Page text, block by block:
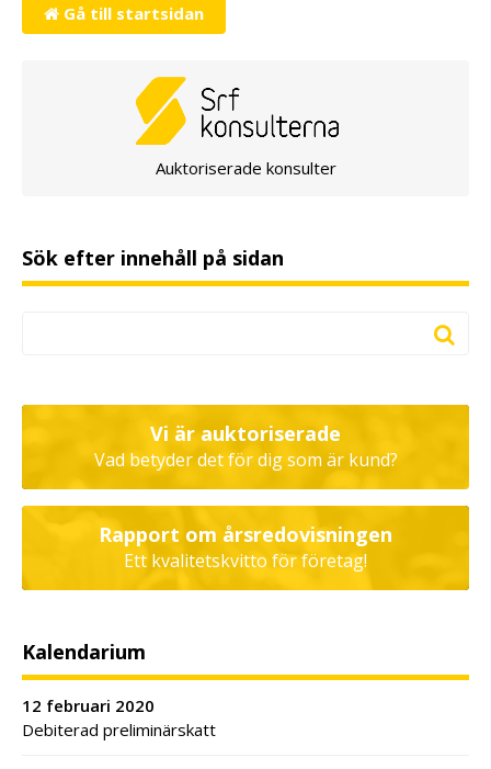
Gå till startsidan
Auktoriserade konsulter
Sök efter innehåll på sidan
Vi är auktoriserade
Vad betyder det för dig som är kund?
Rapport om årsredovisningen
Ett kvalitetskvitto för företag!
Kalendarium
12 februari 2020
Debiterad preliminärskatt